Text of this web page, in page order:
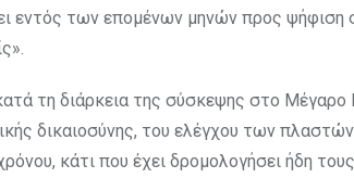
εντός των επομένων μηνών προς
τη διάρκεια της σύσκεψης στο Μέγαρο
δικαιοσύνης, του ελέγχου των
κάτι που έχει δρομολογήσει ήδη